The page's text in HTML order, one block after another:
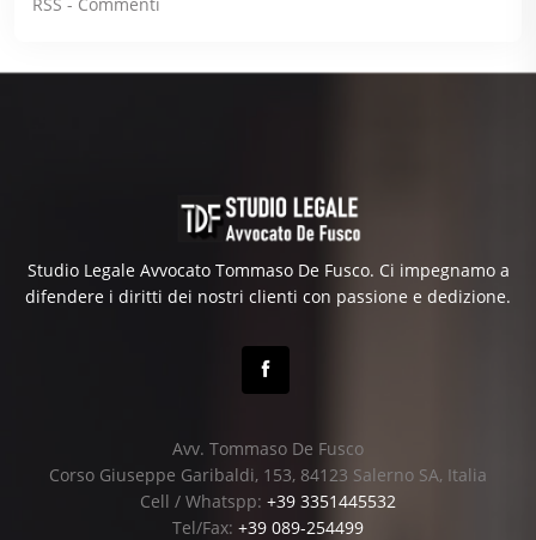
Studio Legale Avvocato Tommaso De Fusco. Ci impegnamo a
difendere i diritti dei nostri clienti con passione e dedizione.
Avv. Tommaso De Fusco
Corso Giuseppe Garibaldi, 153, 84123 Salerno SA, Italia
Cell / Whatspp: +39 3351445532
Tel/Fax: +39 089-254499